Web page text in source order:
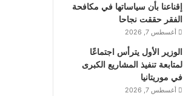
إقناعنا بأن سياساتها في مكافحة
الفقر حققت نجاحا
أغسطس 7, 2026
الوزير الأول يترأس اجتماعًا
لمتابعة تنفيذ المشاريع الكبرى
في موريتانيا
أغسطس 7, 2026